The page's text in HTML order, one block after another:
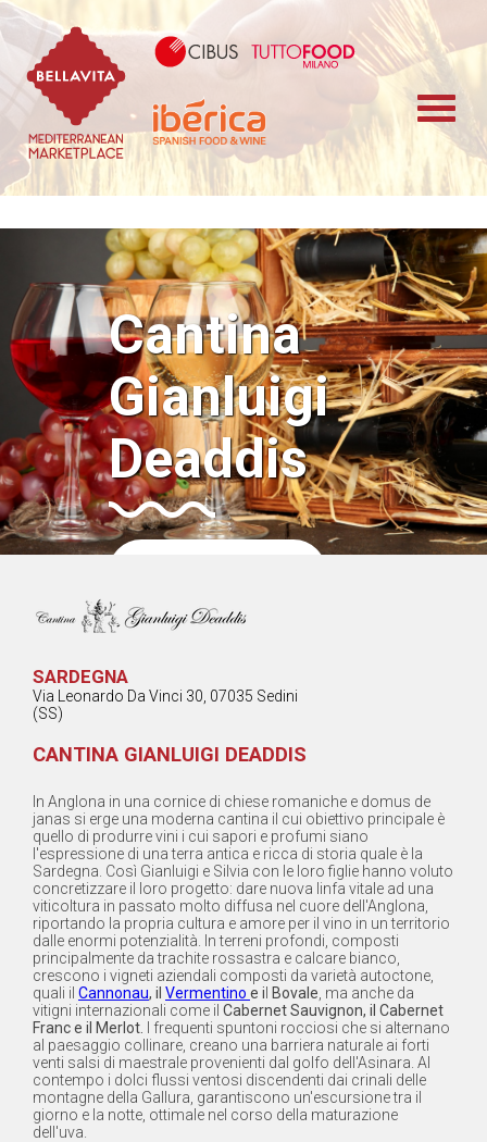
Bellavita Marketplace Cibus TuttoFood
Cantina
Gianluigi
Deaddis
SARDEGNA
Via Leonardo Da Vinci 30, 07035 Sedini
(SS)
CANTINA GIANLUIGI DEADDIS
In Anglona in una cornice di chiese romaniche e domus de
janas si erge una moderna cantina il cui obiettivo principale è
quello di produrre vini i cui sapori e profumi siano
l'espressione di una terra antica e ricca di storia quale è la
Sardegna. Così Gianluigi e Silvia con le loro figlie hanno voluto
concretizzare il loro progetto: dare nuova linfa vitale ad una
viticoltura in passato molto diffusa nel cuore dell'Anglona,
riportando la propria cultura e amore per il vino in un territorio
dalle enormi potenzialità. In terreni profondi, composti
principalmente da trachite rossastra e calcare bianco,
crescono i vigneti aziendali composti da varietà autoctone,
quali il Cannonau, il Vermentino e i Bovale , ma anche da
vitigni internazionali come il Cabernet Sauvignon, il Cabernet
Franc e il Merlot.
I frequenti spuntoni rocciosi che si alternano
al paesaggio collinare, creano una barriera naturale ai forti
venti salsi di maestrale provenienti dal golfo dell'Asinara. Al
contempo i dolci flussi ventosi discendenti dai crinali delle
montagne della Gallura, garantiscono un'escursione tra il
giorno e la notte, ottimale nel corso della maturazione
dell'uva.